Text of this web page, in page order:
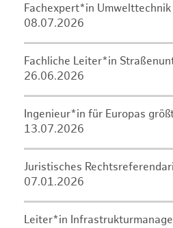
Fachexpert*in Umwelttechnik
08.07.2026
Fachliche Leiter*in
26.06.2026
Ingenieur*in für Europas
13.07.2026
Juristisches
07.01.2026
Leiter*in